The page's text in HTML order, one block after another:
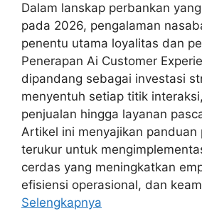
Dalam lanskap perbankan
pada 2026, pengalaman
penentu utama loyalitas dan
Penerapan Ai Customer
dipandang sebagai investasi
menyentuh setiap titik
penjualan hingga layanan
Artikel ini menyajikan panduan
terukur untuk
cerdas yang meningkatkan
efisiensi operasional, dan
Selengkapnya